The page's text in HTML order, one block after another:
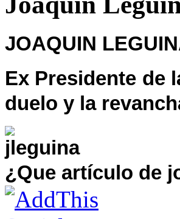
JOAQUIN
Ex Presidente de
duelo y la
¿Que artículo de